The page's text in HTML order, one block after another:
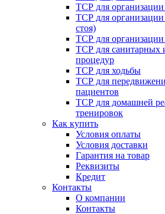
ТСР для
ТСР для организации
стоя)
ТСР для
ТСР для санитарных
процедур
ТСР для ходьбы
ТСР для
пациентов
ТСР для домашней
тренировок
Как купить
Условия оплаты
Условия доставки
Гарантия на товар
Реквизиты
Кредит
Контакты
О компании
Контакты